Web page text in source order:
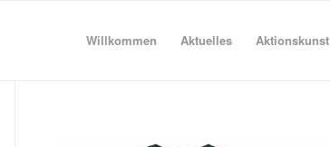
Willkommen Aktuelles Aktionskunst